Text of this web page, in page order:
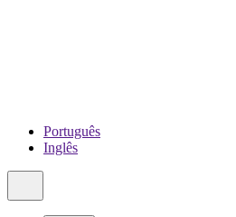
Português
Inglês